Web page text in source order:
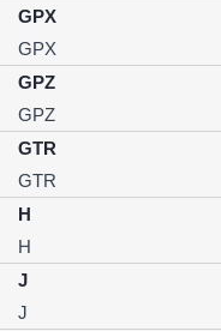
GPX
GPX
GPZ
GPZ
GTR
GTR
H
H
J
J